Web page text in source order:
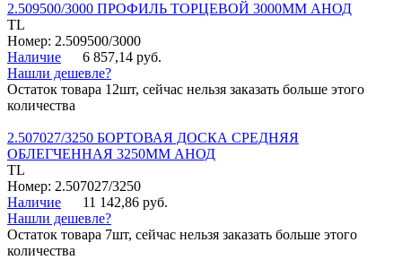
2.509500/3000 ПРОФИЛЬ ТОРЦЕВОЙ 3000ММ АНОД
TL
Номер: 2.509500/3000
Наличие
6 857,14 руб.
Нашли дешевле?
Остаток товара 12шт, сейчас нельзя заказать больше этого
количества
2.507027/3250 БОРТОВАЯ ДОСКА СРЕДНЯЯ
ОБЛЕГЧЕННАЯ 3250ММ АНОД
TL
Номер: 2.507027/3250
Наличие
11 142,86 руб.
Нашли дешевле?
Остаток товара 7шт, сейчас нельзя заказать больше этого
количества